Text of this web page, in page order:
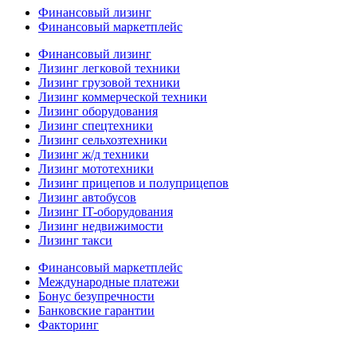
Финансовый лизинг
Финансовый маркетплейс
Финансовый лизинг
Лизинг легковой техники
Лизинг грузовой техники
Лизинг коммерческой техники
Лизинг оборудования
Лизинг спецтехники
Лизинг сельхозтехники
Лизинг ж/д техники
Лизинг мототехники
Лизинг прицепов и полуприцепов
Лизинг автобусов
Лизинг IT-оборудования
Лизинг недвижимости
Лизинг такси
Финансовый маркетплейс
Международные платежи
Бонус безупречности
Банковские гарантии
Факторинг